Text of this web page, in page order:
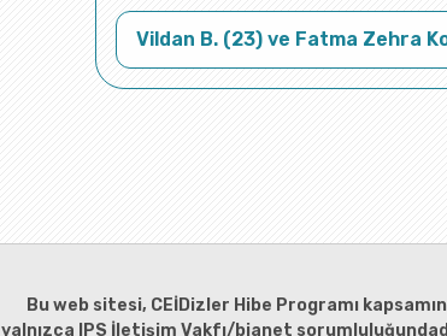
Vildan B. (23) ve Fatma Zehra
Bu web sitesi, CEİDizler Hibe Programı
yalnızca IPS İletişim Vakfı/bianet